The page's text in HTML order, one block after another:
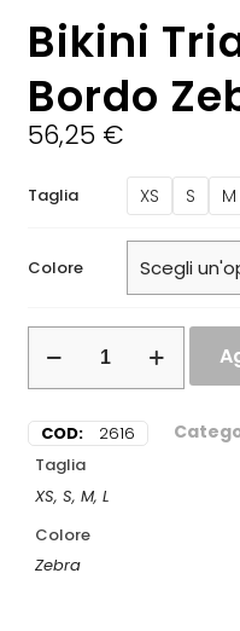
Bikini
Bordo
56,25 €
Taglia XS S M
Colore
COD: 2616
Taglia
XS, S, M, L
Colore
Zebra